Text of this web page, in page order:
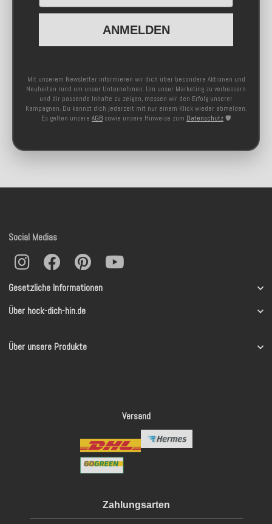
ANMELDEN
Mit unserem Newsletter informieren wir dich über besondere Aktionen und
Neuheiten rund um unser Unternehmen. Um unser Marketing zu verbessern
und dir passende Inhalte zu zeigen, messen wir den Erfolg unserer
Kampagnen. Du kannst dich jederzeit mit nur einem Klick wieder abmelden.
Es gelten unsere AGB sowie unsere Hinweise zum Datenschutz 🛡️
Gesetzliche Informationen
Über hock-dich-hin.de
Über unsere Produkte
Social Medias
Versand
Zahlungsarten